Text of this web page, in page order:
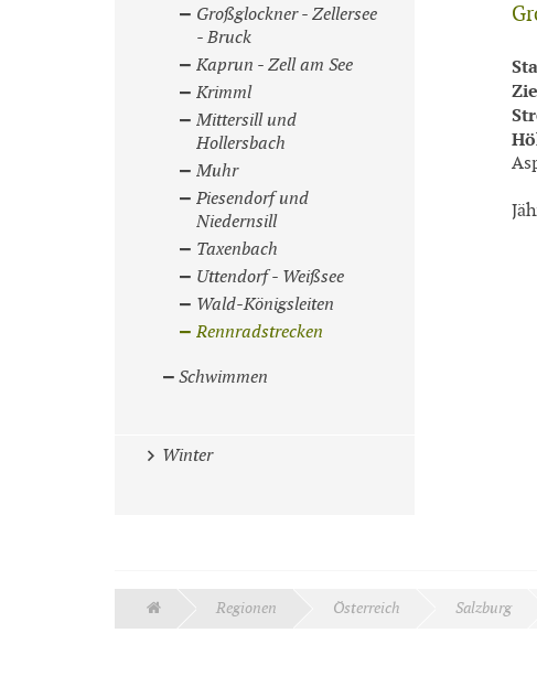
Großglockner - Zellersee
- Bruck
Kaprun - Zell am See
Krimml
Mittersill und
Hollersbach
Muhr
Piesendorf und
Niedernsill
Taxenbach
Uttendorf - Weißsee
Wald-Königsleiten
Rennradstrecken
Schwimmen
Winter
Regionen Österreich Salzburg